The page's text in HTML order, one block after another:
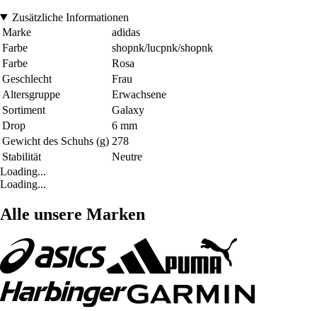
Zusätzliche Informationen
Marke
adidas
Farbe
shopnk/lucpnk/shopnk
Farbe
Rosa
Geschlecht
Frau
Altersgruppe
Erwachsene
Sortiment
Galaxy
Drop
6 mm
Gewicht des Schuhs (g) 278
Stabilität
Neutre
Loading...
Loading...
Alle unsere Marken